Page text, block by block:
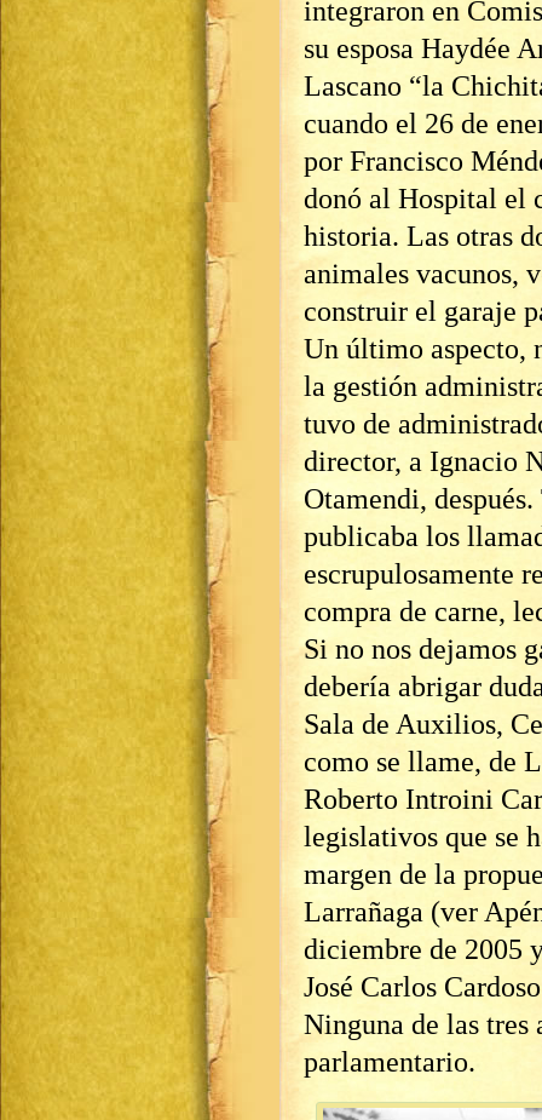
integraron en
su esposa Haydée
Lascano “la
cuando el 26 de
por Francisco
donó al Hospital el
historia. Las otras
animales vacunos,
construir el garaje
Un último aspecto,
la gestión
tuvo de
director, a Ignacio
Otamendi,
publicaba los
escrupulosamente
compra de carne,
Si no nos dejamos
debería abrigar
Sala de Auxilios,
como se llame, de
Roberto Introini
legislativos que se
margen de la
Larrañaga (ver
diciembre de 2005
José Carlos
Ninguna de las tres
parlamentario.